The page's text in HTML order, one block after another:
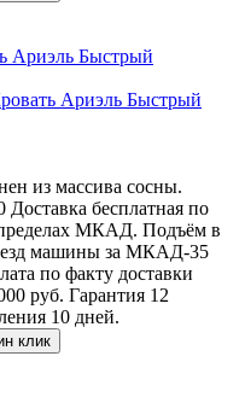
Быстрый
Быстрый
из массива сосны.
бесплатная по
МКАД. Подъём в
машины за МКАД-35
по факту доставки
руб. Гарантия 12
10 дней.
клик